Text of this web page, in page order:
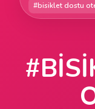
#bisiklet dostu